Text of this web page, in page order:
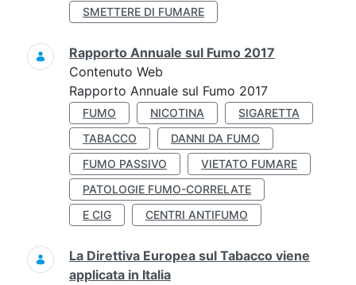
SMETTERE DI FUMARE
Rapporto Annuale sul Fumo 2017
Contenuto Web
Rapporto Annuale sul Fumo 2017
FUMO NICOTINA
SIGARETTA
TABACCO
DANNI DA FUMO
FUMO PASSIVO
VIETATO FUMARE
PATOLOGIE FUMO-CORRELATE
E CIG
CENTRI ANTIFUMO
La Direttiva Europea sul Tabacco viene
applicata in Italia